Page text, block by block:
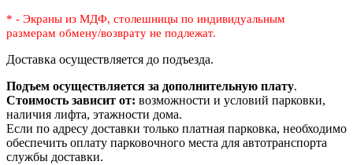
* - Экраны из МДФ, столешницы по индивидуальным
размерам обмену/возврату не подлежат.
Доставка осуществляется до подъезда.
Подъем осуществляется за дополнительную плату.
Стоимость зависит от: возможности и условий парковки,
наличия лифта, этажности дома.
Если по адресу доставки только платная парковка, необходимо
обеспечить оплату парковочного места для автотранспорта
службы доставки.